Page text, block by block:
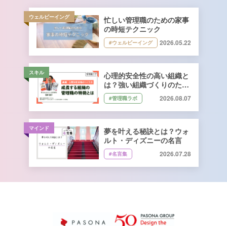
ウェルビーイング
忙しい管理職のための家事
の時短テクニック
#ウェルビーイング 2026.05.22
スキル
心理的安全性の高い組織と
は？強い組織づくりのため
に管理職ができること｜石
井遼介さん監修
#管理職ラボ 2026.08.07
マインド
夢を叶える秘訣とは？ウォ
ルト・ディズニーの名言
#名言集 2026.07.28